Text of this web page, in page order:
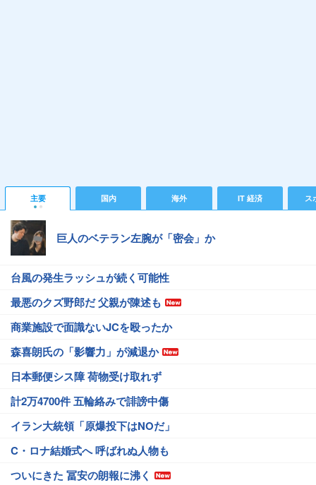
主要 国内 海外 IT 経済 ス
巨人のベテラン左腕が「密会」か
台風の発生ラッシュが続く可能性
最悪のクズ野郎だ 父親が陳述も
商業施設で面識ないJCを殴ったか
森喜朗氏の「影響力」が減退か
日本郵便シス障 荷物受け取れず
計2万4700件 五輪絡みで誹謗中傷
イラン大統領「原爆投下はNOだ」
C・ロナ結婚式へ 呼ばれぬ人物も
ついにきた 冨安の朗報に沸く